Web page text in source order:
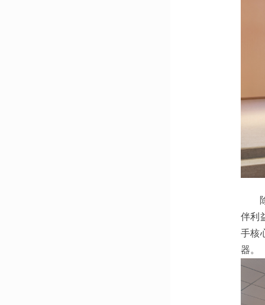
伴利
手核
器。